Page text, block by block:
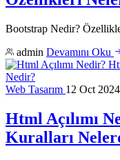
Bootstrap Nedir?
admin Devamını Oku
Web Tasarım 12 Oct 2024
Html Açılımı
Kuralları